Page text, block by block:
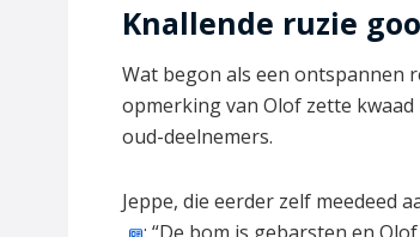
Knallende ruzie
Wat begon als een ontspannen
opmerking van Olof zette
oud-deelnemers.
Jeppe, die eerder zelf meedeed